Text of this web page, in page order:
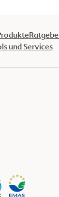
und Services